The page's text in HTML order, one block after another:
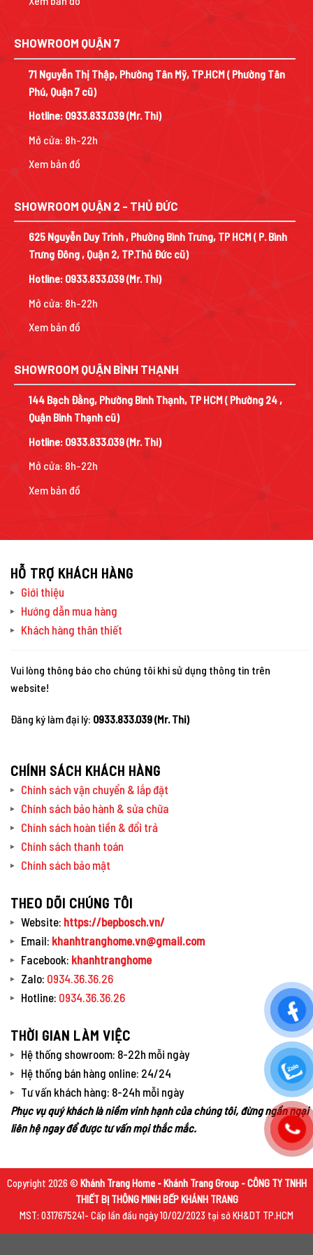
SHOWROOM QUẬN 7
71 Nguyễn Thị Thập, Phường Tân Mỹ, TP.HCM ( Phường Tân
Phú, Quận 7 cũ)
Hotline: 0933.833.039(Mr. Thi)
Mở cửa: 8h-22h
Xem bản đồ
SHOWROOM QUẬN 2 - THỦ ĐỨC
625 Nguyễn Duy Trinh , Phường Bình Trưng, TP HCM ( P. Bình
Trưng Đông , Quận 2, TP.Thủ Đức cũ)
Hotline: 0933.833.039(Mr. Thi)
Mở cửa: 8h-22h
Xem bản đồ
SHOWROOM QUẬN BÌNH THẠNH
144 Bạch Đằng, Phường Bình Thạnh, TP HCM ( Phường 24 ,
Quận Bình Thạnh cũ)
Hotline: 0933.833.039(Mr. Thi)
Mở cửa: 8h-22h
Xem bản đồ
HỖ TRỢ KHÁCH HÀNG
Giới thiệu
Hướng dẫn mua hàng
Khách hàng thân thiết
Vui lòng thông báo cho chúng tôi khi sử dụng thông tin trên
website!
Đăng ký làm đại lý: 0933.833.039 (Mr. Thi)
CHÍNH SÁCH KHÁCH HÀNG
Chính sách vận chuyển & lắp đặt
Chính sách bảo hành & sửa chữa
Chính sách hoàn tiền & đổi trả
Chính sách thanh toán
Chính sách bảo mật
THEO DÕI CHÚNG TÔI
Website: https://bepbosch.vn/
Email: khanhtranghome.vn@gmail.com
Facebook: khanhtranghome
Zalo: 0934.36.36.26
Hotline: 0934.36.36.26
THỜI GIAN LÀM VIỆC
Hệ thống showroom: 8-22h mỗi ngày
Hệ thống bán hàng online: 24/24
Tư vấn khách hàng: 8-24h mỗi ngày
Phục vụ quý khách là niềm vinh hạnh của chúng tôi, đừng ngần ngại
liên hệ ngay để được tư vấn mọi thắc mắc.
Copyright 2026 © Khánh Trang Home - Khánh Trang Group - CÔNG TY TNHH
THIẾT BỊ THÔNG MINH BẾP KHÁNH TRANG
MST: 0317675241- Cấp lần đầu ngày 10/02/2023 tại sở KH&DT TP.HCM